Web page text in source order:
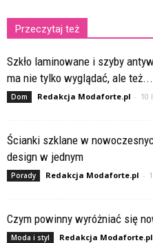
Przeczytaj też
Szkło laminowane i szyby
ma nie tylko wyglądać, ale też...
Dom Redakcja Modaforte.pl - 10
Ścianki szklane w
design w jednym
Porady Redakcja Modaforte.pl -
Czym powinny wyróżniać się
Moda i styl Redakcja Modaforte.pl